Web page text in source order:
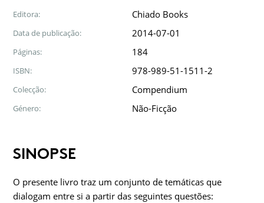
Editora: Chiado Books
Data de publicação: 2014-07-01
Páginas: 184
ISBN: 978-989-51-1511-2
Colecção: Compendium
Género: Não-Ficção
SINOPSE
O presente livro traz um conjunto de temáticas que
dialogam entre si a partir das seguintes questões: